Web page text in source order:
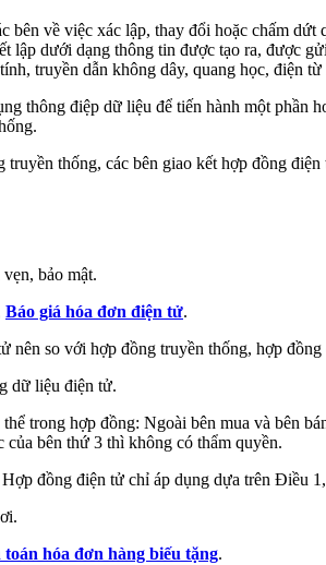
bên về việc xác lập, thay đổi hoặc chấm
lập dưới dạng thông tin được tạo ra, được
truyền dẫn không dây, quang học, điện
thông điệp dữ liệu để tiến hành một
thống, các bên giao kết hợp đồng điện
bảo mật.
Báo giá hóa đơn điện tử.
nên so với hợp đồng truyền thống, hợp
dữ liệu điện tử.
trong hợp đồng: Ngoài bên mua và bên
bên thứ 3 thì không có thẩm quyền.
đồng điện tử chỉ áp dụng dựa trên Điều
hóa đơn hàng biếu tặng.